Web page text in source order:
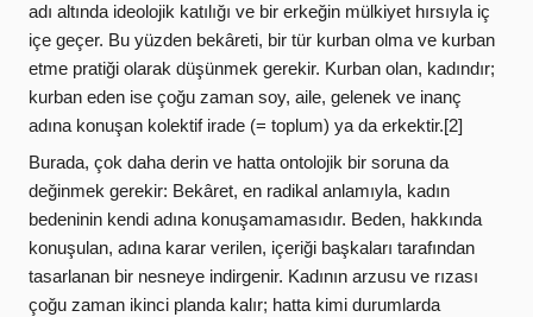
adı altında ideolojik katılığı ve bir erkeğin mülkiyet hırsıyla iç
içe geçer. Bu yüzden bekâreti, bir tür kurban olma ve kurban
etme pratiği olarak düşünmek gerekir. Kurban olan, kadındır;
kurban eden ise çoğu zaman soy, aile, gelenek ve inanç
adına konuşan kolektif irade (= toplum) ya da erkektir.[2]
Burada, çok daha derin ve hatta ontolojik bir soruna da
değinmek gerekir: Bekâret, en radikal anlamıyla, kadın
bedeninin kendi adına konuşamamasıdır. Beden, hakkında
konuşulan, adına karar verilen, içeriği başkaları tarafından
tasarlanan bir nesneye indirgenir. Kadının arzusu ve rızası
çoğu zaman ikinci planda kalır; hatta kimi durumlarda